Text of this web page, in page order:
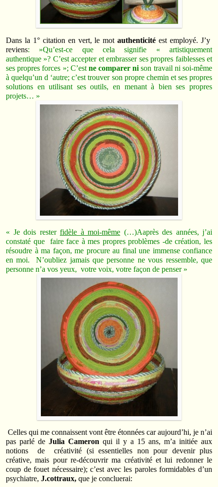
Dans la 1° citation en vert, le motauthenticité est employé. J’y
reviens: »Qu’est-ce que cela signifie « artistiquement
authentique »? C’est accepter et embrasser ses propres faiblesses et
ses propres forces »; C’est ne comparer ni son travail ni soi-même
à quelqu’un d ‘autre; c’est trouver son propre chemin et ses propres
solutions en utilisant ses outils, en menant à bien ses propres
projets… »
« Je dois rester fidèle à moi-même (…)Aaprès des années, j’ai
constaté que faire face à mes propres problèmes -de création, les
résoudre à ma façon, me procure au final une immense confiance
en moi. N’oubliez jamais que personne ne vous ressemble, que
personne n’a vos yeux, votre voix, votre façon de penser »
Celles qui me connaissent vont être étonnées car aujourd’hi, je n’ai
pas parlé de Julia Cameron qui il y a 15 ans, m’a initiée aux
notions de créativité (si essentielles non pour devenir plus
créative, mais pour re-découvrir ma créativité et lui redonner le
coup de fouet nécessaire); c’est avec les paroles formidables d’un
psychiatre, J.cottraux, que je concluerai: